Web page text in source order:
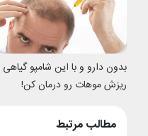
بدون دارو و با این شامپو گیاهی
ریزش موهات رو درمان کن!
مطالب مرتبط